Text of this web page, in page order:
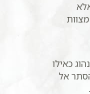
כאילו
אל